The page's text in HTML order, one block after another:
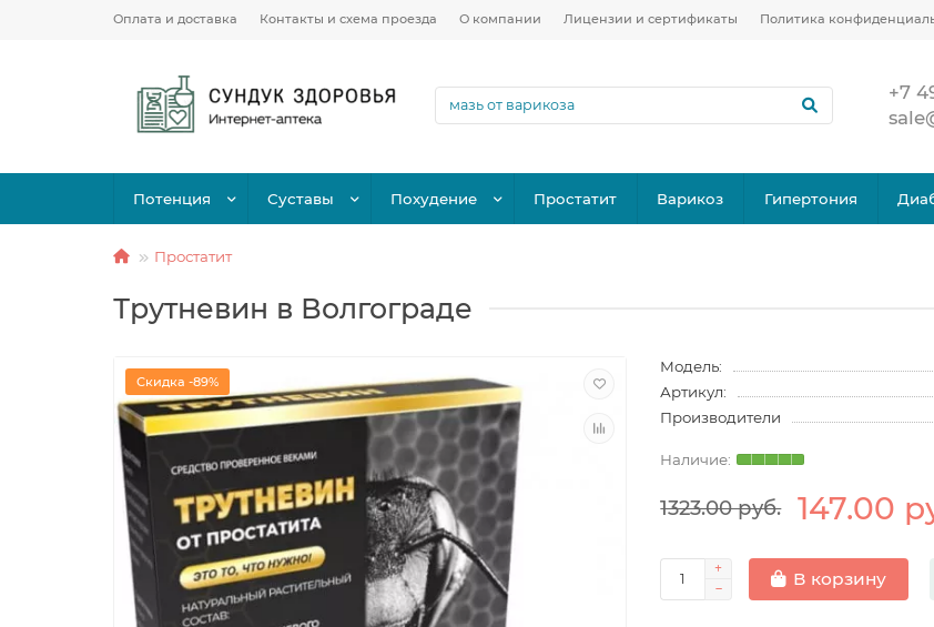
Оплата и доставка Контакты и схема проезда О компании Лицензии и сертификаты Политика
+7
Потенция Суставы Похудение Простатит Варикоз Гипертония
Простатит
Трутневин в Волгограде
Скидка -89%
Модель:
Артикул:
Производители
1323.00 руб. 147.00
В корзину